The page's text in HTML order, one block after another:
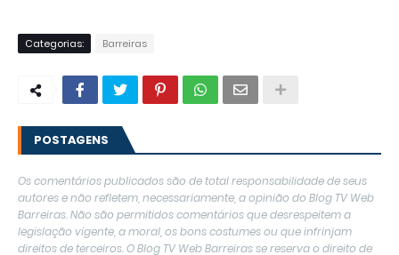
Categorias: Barreiras
POSTAGENS
Os comentários publicados são de total responsabilidade de seus
autores e não refletem, necessariamente, a opinião do Blog TV Web
Barreiras. Não são permitidos comentários que desrespeitem a
legislação vigente, a moral, os bons costumes ou que infrinjam
direitos de terceiros. O Blog TV Web Barreiras se reserva o direito de